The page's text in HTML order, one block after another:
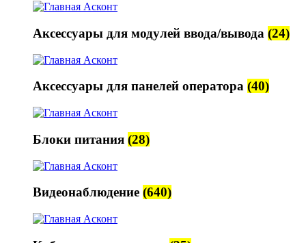
Аксессуары для модулей ввода/вывода (24)
Аксессуары для панелей оператора (40)
Блоки питания (28)
Видеонаблюдение (640)